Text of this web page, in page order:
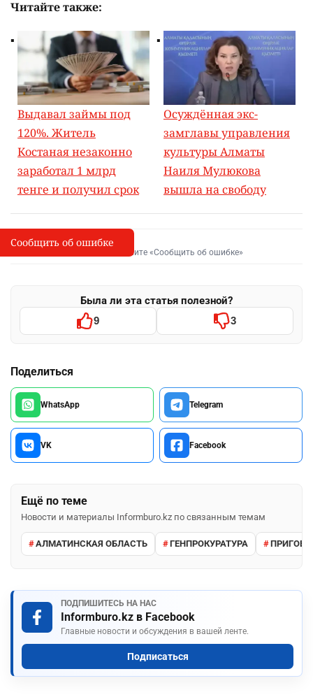
Читайте также:
Выдавал займы под
120%. Житель
Костаная незаконно
заработал 1 млрд
тенге и получил срок
Осуждённая экс-
замглавы управления
культуры Алматы
Наиля Мулюкова
вышла на свободу
I
Сообщить об опечатке
Выделите фрагмент и нажмите «Сообщить об ошибке»
Была ли эта статья полезной?
9 3
Поделиться
WhatsApp Telegram
VK Facebook
Ещё по теме
Новости и материалы Informburo.kz по связанным темам
АЛМАТИНСКАЯ ОБЛАСТЬ ГЕНПРОКУРАТУРА
ПОДПИШИТЕСЬ НА НАС
Informburo.kz в Facebook
Главные новости и обсуждения в вашей ленте.
Подписаться
Сообщить об ошибке